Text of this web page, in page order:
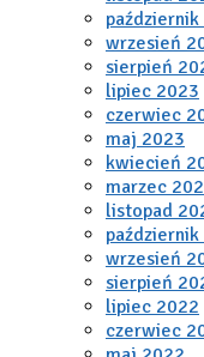
wrzesień
sierpień
lipiec 2023
czerwiec
maj 2023
kwiecień
marzec
listopad
wrzesień
sierpień
lipiec 2022
czerwiec